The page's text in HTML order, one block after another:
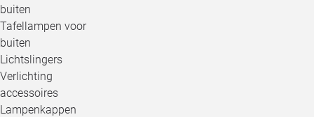
buiten
Tafellampen voor
buiten
Lichtslingers
Verlichting
accessoires
Lampenkappen